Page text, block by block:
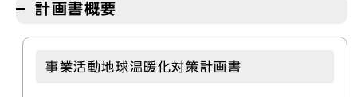
計画書概要
事業活動地球温暖化対策計画書